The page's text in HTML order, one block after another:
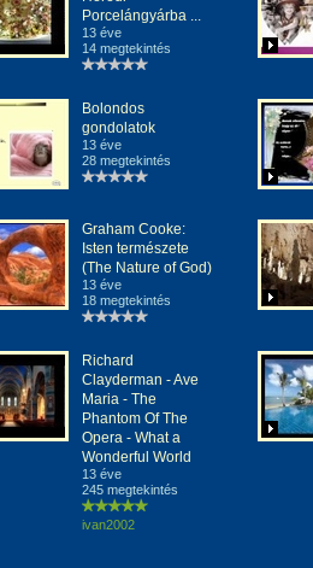
Porcelángyárba ...
13 éve
14 megtekintés
Bolondos
gondolatok
13 éve
28 megtekintés
Graham Cooke:
Isten természete
(The Nature of God)
13 éve
18 megtekintés
Richard
Clayderman - Ave
Maria - The
Phantom Of The
Opera - What a
Wonderful World
13 éve
245 megtekintés
ivan2002